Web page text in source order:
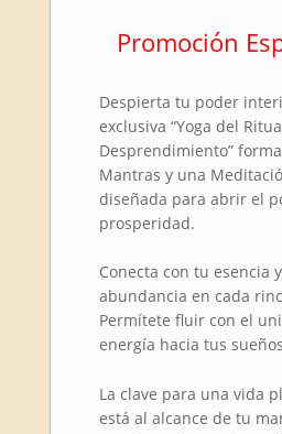
Promoción
Despierta tu poder
exclusiva “Yoga del
Desprendimiento”
Mantras y una
diseñada para abrir el
prosperidad.
Conecta con tu esencia
abundancia en cada
Permítete fluir con el
energía hacia tus
La clave para una vida
está al alcance de tu